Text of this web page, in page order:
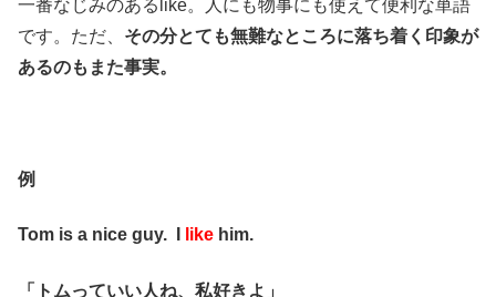
一番なじみのあるlike。人にも物事にも使えて便利な単語
です。ただ、 その分とても無難なところに落ち着く印象が
あるのもまた事実。
例
Tom is a nice guy. I like him.
「トムっていい人ね、私好きよ」